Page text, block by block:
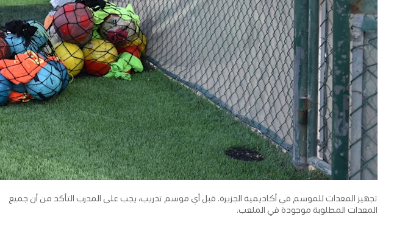
تجهيز المعدات للموسم في أكاديمية الجزيرة. قبل أي موسم تدريب، يجب على المدرب التأكد من أن جميع
المعدات المطلوبة موجودة في الملعب.